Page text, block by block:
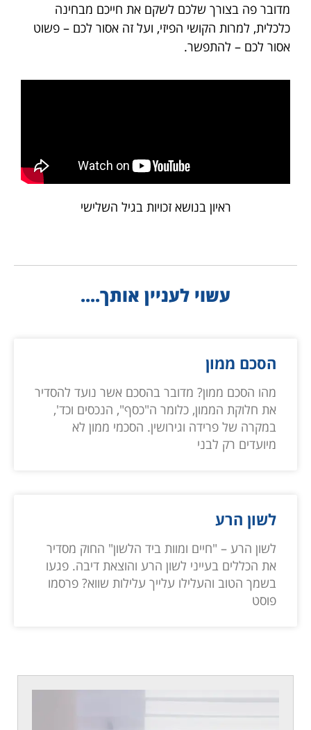
מדובר פה בצורך שלכם לשקם את חייכם מבחינה
כלכלית, למרות הקושי הפיזי, ועל זה אסור לכם – פשוט
אסור לכם – להתפשר.
ראיון בנושא זכויות בגיל השלישי
עשוי לעניין אותך....
הסכם ממון
מהו הסכם ממון? מדובר בהסכם אשר נועד להסדיר
את חלוקת הממון, כלומר ה"כסף", הנכסים וכד',
במקרה של פרידה וגירושין. הסכמי ממון לא
מיועדים רק לבני
לשון הרע
לשון הרע – "חיים ומוות ביד הלשון" החוק מסדיר
את הכללים בעייני לשון הרע והוצאת דיבה. פגעו
בשמך הטוב והעלילו עלייך עלילות שווא? פרסמו
פוסט